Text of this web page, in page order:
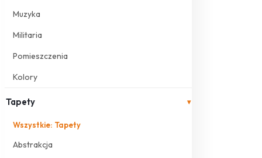
Muzyka
Militaria
Pomieszczenia
Kolory
Tapety ▾
Wszystkie: Tapety
Abstrakcja